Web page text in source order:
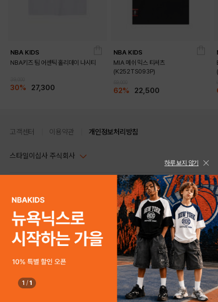
NBA KIDS
NBA키즈 팀 어센틱 홀리데이 나시티
30% 27,300
NBA KIDS
MIA 메쉬 믹스 티셔츠
(K252TS093P)
62% 22,500
구매하기
고객센터 이용약관 개인정보처리방침
스타일이십사 주식회사
주소 : 서울시 강남구 논현로 633, 6층 (논현동, 한세엠케이빌딩)
사업자등록번호 : 116-81-32499
통신판매업신고번호 : 제 2024-서울강남-04239
호스팅 서비스 : 스타일이십사㈜
고객센터 1544-5336(평일 09:00~ 18:00 토/일/공휴일 휴무)
스타일24 고객센터 1544-5336
평일 09:00~ 18:00 (토/일/공휴일 휴무)
help Email : help@style24.com
COPYRIGHTⓒ2021 STYLE24 ALL RIGHTS RESERVED.
하루 보지 않기
1 / 1